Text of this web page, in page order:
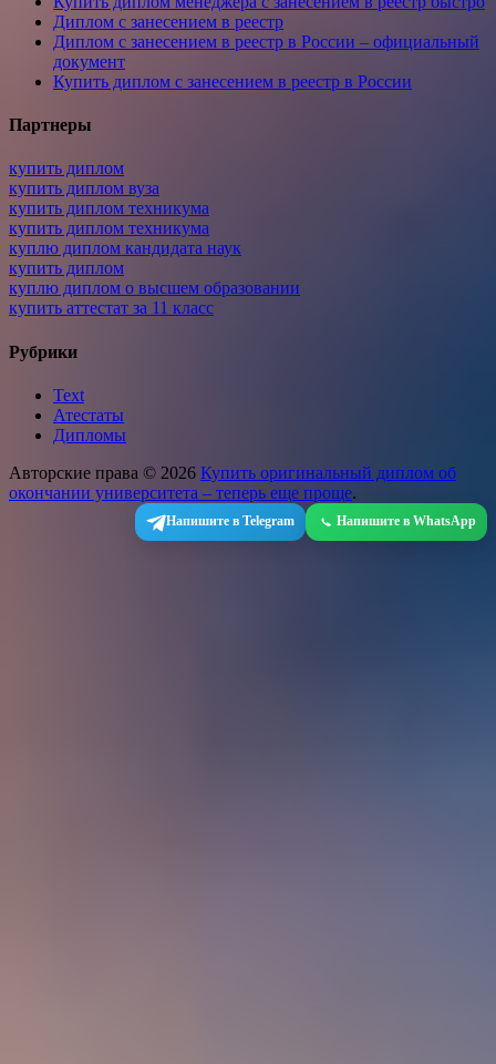
Диплом с занесением в реестр
Диплом с занесением в реестр в России – официальный
документ
Купить диплом с занесением в реестр в России
Партнеры
купить диплом
купить диплом вуза
купить диплом техникума
купить диплом техникума
куплю диплом кандидата наук
купить диплом
куплю диплом о высшем образовании
купить аттестат за 11 класс
Рубрики
Text
Атестаты
Дипломы
Авторские права © 2026 Купить оригинальный диплом об
окончании университета – теперь еще проще.
Напишите в Telegram Напишите в WhatsApp